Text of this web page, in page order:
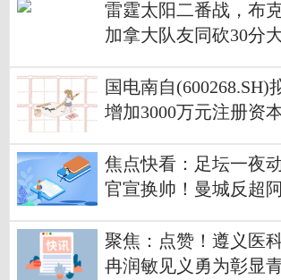
雷霆太阳二番战，布
加拿大队友同砍30分
国电南自(600268.SH)
增加3000万元注册资
焦点快看：足坛一夜
官宣换帅！曼城反超
聚焦：点赞！遵义医
冉润敏见义勇为彰显